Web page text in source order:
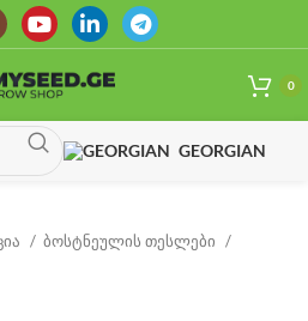
0
GEORGIAN
ბოსტნეულის თესლები